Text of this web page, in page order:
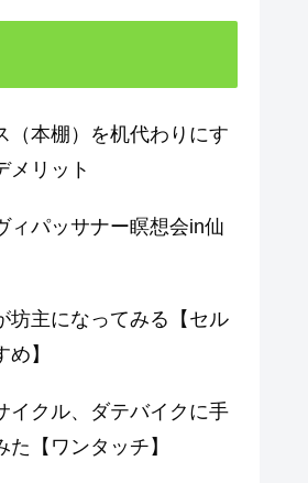
（本棚）を机代わりにす
メリット
ィパッサナー瞑想会in仙
坊主になってみる【セル
】
イクル、ダテバイクに手
【ワンタッチ】